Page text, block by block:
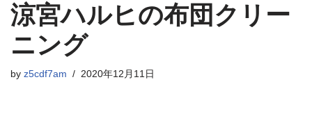
涼宮ハルヒの布団クリー
ニング
by z5cdf7am 2020年12月11日